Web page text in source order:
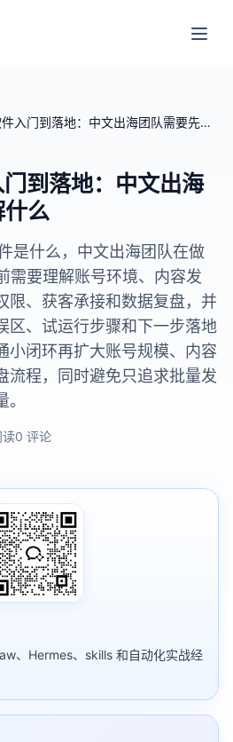
INS 云控软件入门到落地：中文出海团队需要先理解什么
到落地：中文出海
什么
是什么，中文出海团队在做
需要理解账号环境、内容发
限、获客承接和数据复盘，并
区、试运行步骤和下一步落地
小闭环再扩大账号规模、内容
流程，同时避免只追求批量发
读0 评论
、Hermes、skills 和自动化实战经